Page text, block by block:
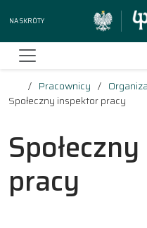
Na skróty
Pracownicy
Społeczny inspektor pracy
pracy